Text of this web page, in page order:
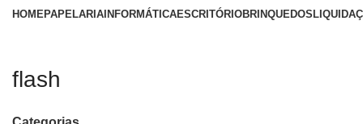
HOMEPAPELARIA INFORMÁTICAESCRITÓRIOBRINQUEDOS
flash